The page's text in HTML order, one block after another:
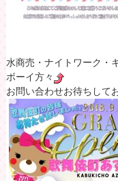
水商売・ナイトワーク・
ボーイ方々
お問い合わせお待ちして